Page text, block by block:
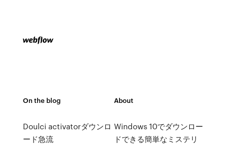
On the blog
Doulci activatorダウンロ
ード急流
About
Windows 10でダウンロー
ドできる簡単なミステリ